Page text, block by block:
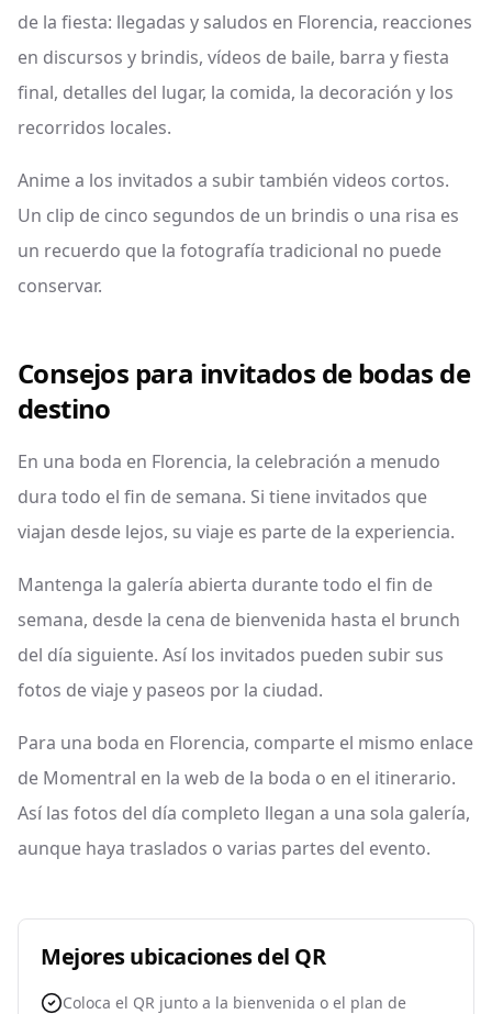
de la fiesta: llegadas y saludos en Florencia, reacciones
en discursos y brindis, vídeos de baile, barra y fiesta
final, detalles del lugar, la comida, la decoración y los
recorridos locales.
Anime a los invitados a subir también videos cortos.
Un clip de cinco segundos de un brindis o una risa es
un recuerdo que la fotografía tradicional no puede
conservar.
Consejos para invitados de bodas de
destino
En una boda en Florencia, la celebración a menudo
dura todo el fin de semana. Si tiene invitados que
viajan desde lejos, su viaje es parte de la experiencia.
Mantenga la galería abierta durante todo el fin de
semana, desde la cena de bienvenida hasta el brunch
del día siguiente. Así los invitados pueden subir sus
fotos de viaje y paseos por la ciudad.
Para una boda en Florencia, comparte el mismo enlace
de Momentral en la web de la boda o en el itinerario.
Así las fotos del día completo llegan a una sola galería,
aunque haya traslados o varias partes del evento.
Mejores ubicaciones del QR
Coloca el QR junto a la bienvenida o el plan de